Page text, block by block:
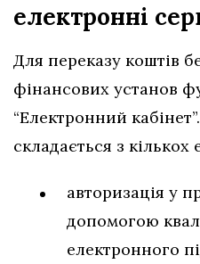
електронні
Для переказу коштів
фінансових установ
“Електронний
складається з кількох
авторизація у
допомогою
електронного